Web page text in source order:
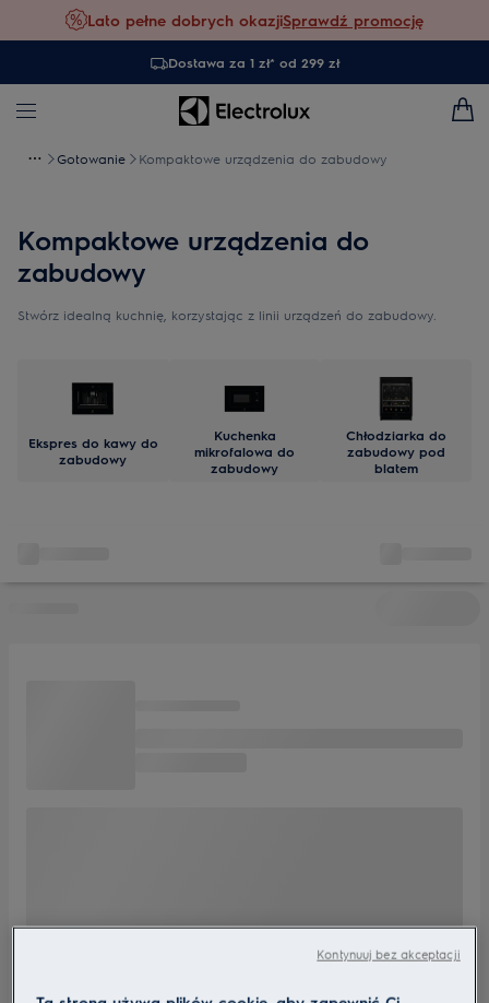
Lato pełne dobrych okazjiSprawdź promocję
Dostawa za 1 zł* od 299 zł
Gotowanie Kompaktowe urządzenia do zabudowy
Kompaktowe urządzenia do
zabudowy
Stwórz idealną kuchnię, korzystając z linii urządzeń do zabudowy.
Ekspres do kawy do
zabudowy
Kuchenka
mikrofalowa do
zabudowy
Chłodziarka do
zabudowy pod
blatem
Kontynuuj bez akceptacji